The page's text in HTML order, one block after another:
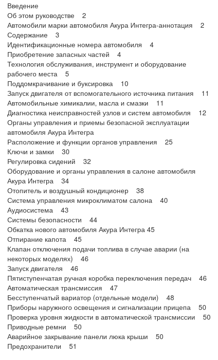
Введение
Об этом руководстве 2
Автомобили марки автомобиля Акура Интегра-аннотация 2
Содержание 3
Идентификационные номера автомобиля 4
Приобретение запасных частей 4
Технология обслуживания, инструмент и оборудование
рабочего места 5
Поддомкрачивание и буксировка 10
Запуск двигателя от вспомогательного источника питания 11
Автомобильные химикалии, масла и смазки 11
Диагностика неисправностей узлов и систем автомобиля 12
Органы управления и приемы безопасной эксплуатации
автомобиля Акура Интегра
Расположение и функции органов управления 25
Ключи и замки 30
Регулировка сидений 32
Оборудование и органы управления в салоне автомобиля
Акура Интегра 34
Отопитель и воздушный кондиционер 38
Система управления микроклиматом салона 40
Аудиосистема 43
Системы безопасности 44
Обкатка нового автомобиля Акура Интегра 45
Отпирание капота 45
Клапан отключения подачи топлива в случае аварии (на
некоторых моделях) 46
Запуск двигателя 46
Пятиступенчатая ручная коробка переключения передач 46
Автоматическая трансмиссия 47
Бесступенчатый вариатор (отдельные модели) 48
Приборы наружного освещения и сигнализации прицепа 50
Проверка уровня жидкости в автоматической трансмиссии 50
Приводные ремни 50
Аварийное закрывание панели люка крыши 50
Предохранители 51